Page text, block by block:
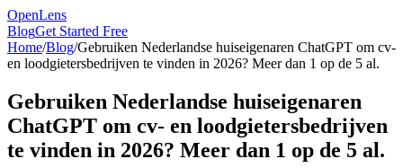
OpenLens
BlogGet Started Free
Home/Blog/Gebruiken Nederlandse huiseigenaren ChatGPT om cv-
en loodgietersbedrijven te vinden in 2026? Meer dan 1 op de 5 al.
Gebruiken Nederlandse huiseigenaren
ChatGPT om cv- en loodgietersbedrijven
te vinden in 2026? Meer dan 1 op de 5 al.